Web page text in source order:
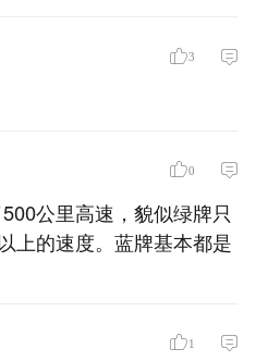
3
0
公里高速，貌似绿牌只
上的速度。蓝牌基本都是
1